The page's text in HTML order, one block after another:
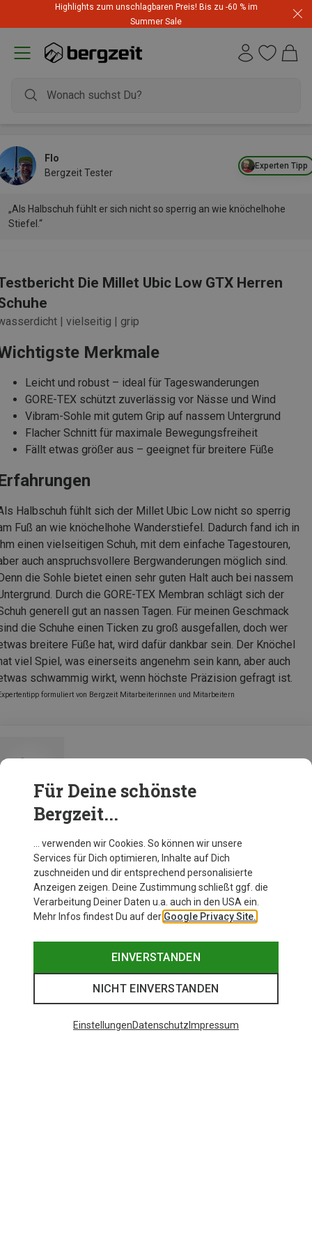
Highlights zum unschlagbaren Preis! Bis zu -60 % im
Summer Sale
Experten Tipp
Flo
Bergzeit Tester
„Als Halbschuh fühlt er sich nicht so sperrig an wie knöchelhohe
Stiefel.“
Die Millet Ubic Low GTX Herren
| vielseitig | grip
Merkmale
Leicht und robust – ideal für Tageswanderungen
GORE-TEX schützt zuverlässig vor Nässe und Wind
Vibram-Sohle mit gutem Grip auf nassem Untergrund
Flacher Schnitt für maximale Bewegungsfreiheit
Fällt etwas größer aus – geeignet für breitere Füße
Halbschuh fühlt sich der Millet Ubic Low nicht so sperrig
Fuß an wie knöchelhohe Wanderstiefel. Dadurch fand ich in
einen vielseitigen Schuh, mit dem einfache Tagestouren,
auch anspruchsvollere Bergwanderungen möglich sind.
die Sohle bietet einen sehr guten Halt auch bei nassem
Durch die GORE-TEX Membran schlägt sich der
generell gut an nassen Tagen. Für meinen Geschmack
die Schuhe einen Ticken zu groß ausgefallen, doch wer
breitere Füße hat, wird dafür dankbar sein. Der Knöchel
viel Spiel, was einerseits angenehm sein kann, aber auch
schwammig wirkt, wenn höchste Präzision gefragt ist.
formuliert von Bergzeit Mitarbeiterinnen und Mitarbeitern
Zur Produktseite
Für Deine schönste
Bergzeit...
… verwenden wir Cookies. So können wir unsere
Services für Dich optimieren, Inhalte auf Dich
zuschneiden und dir entsprechend personalisierte
Anzeigen zeigen. Deine Zustimmung schließt ggf. die
Verarbeitung Deiner Daten u.a. auch in den USA ein.
Mehr Infos findest Du auf der Google Privacy Site.
EINVERSTANDEN
NICHT EINVERSTANDEN
EinstellungenDatenschutz Impressum